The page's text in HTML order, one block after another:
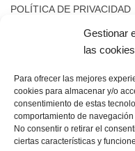
Gestionar
las cookies
Para ofrecer las mejores
cookies para almacenar y/o
consentimiento de estas
comportamiento de
No consentir o retirar el
ciertas características y
POLÍTICA DE PRIVACIDAD
Política de privacidad
Copyright ©